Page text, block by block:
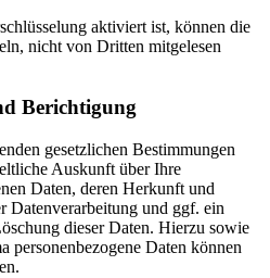
aktiviert ist, können die
nicht von Dritten mitgelesen
Berichtigung
gesetzlichen Bestimmungen
Auskunft über Ihre
Daten, deren Herkunft und
Datenverarbeitung und ggf. ein
dieser Daten. Hierzu sowie
personenbezogene Daten können